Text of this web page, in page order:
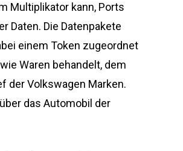
Multiplikator kann, Ports
Daten. Die Datenpakete
einem Token zugeordnet
Waren behandelt, dem
der Volkswagen Marken.
das Automobil der